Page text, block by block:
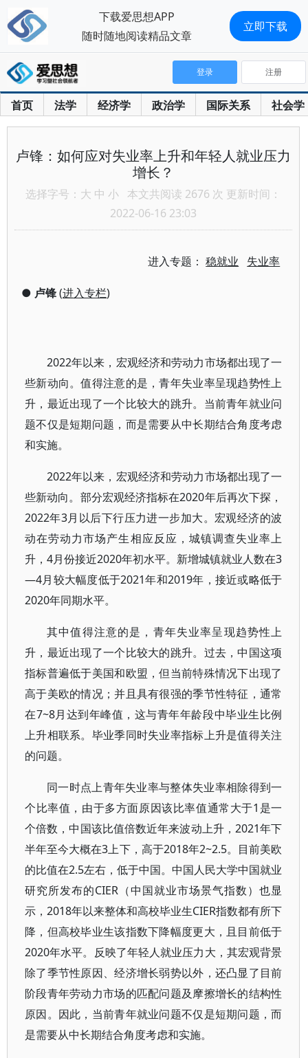
首页 法学 经济学 政治学 国际关系 社会学
登录 注册
卢锋：如何应对失业率上升和年轻人就业压力
增长？
选择字号： 大 中 小 本文共阅读 2676 次 更新时间：
2022-06-16 23:03
进入专题：稳就业 失业率
● 卢锋(进入专栏)
2022年以来，宏观经济和劳动力市场都出现了一
些新动向。值得注意的是，青年失业率呈现趋势性上
升，最近出现了一个比较大的跳升。当前青年就业问
题不仅是短期问题，而是需要从中长期结合角度考虑
和实施。
2022年以来，宏观经济和劳动力市场都出现了一
些新动向。部分宏观经济指标在2020年后再次下探，
2022年3月以后下行压力进一步加大。宏观经济的波
动在劳动力市场产生相应反应，城镇调查失业率上
升，4月份接近2020年初水平。新增城镇就业人数在3
—4月较大幅度低于2021年和2019年，接近或略低于
2020年同期水平。
其中值得注意的是，青年失业率呈现趋势性上
升，最近出现了一个比较大的跳升。过去，中国这项
指标普遍低于美国和欧盟，但当前特殊情况下出现了
高于美欧的情况；并且具有很强的季节性特征，通常
在7~8月达到年峰值，这与青年年龄段中毕业生比例
上升相联系。毕业季同时失业率指标上升是值得关注
的问题。
同一时点上青年失业率与整体失业率相除得到一
个比率值，由于多方面原因该比率值通常大于1是一
个倍数，中国该比值倍数近年来波动上升，2021年下
半年至今大概在3上下，高于2018年2~2.5。目前美欧
的比值在2.5左右，低于中国。中国人民大学中国就业
研究所发布的CIER（中国就业市场景气指数）也显
示，2018年以来整体和高校毕业生CIER指数都有所下
降，但高校毕业生该指数下降幅度更大，且目前低于
2020年水平。反映了年轻人就业压力大，其宏观背景
除了季节性原因、经济增长弱势以外，还凸显了目前
阶段青年劳动力市场的匹配问题及摩擦增长的结构性
原因。因此，当前青年就业问题不仅是短期问题，而
是需要从中长期结合角度考虑和实施。
下载爱思想APP
随时随地阅读精品文章
立即下载